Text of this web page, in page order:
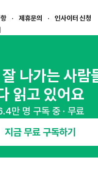
제휴문의
인사이터 신청
교로645번길 16
27690(
경기성남-1023
즈
나가는 사람
읽고 있어요
만 명 구독 중 · 무료
지금 무료 구독하기